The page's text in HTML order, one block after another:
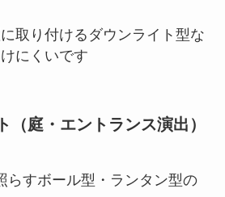
取り付けるダウンライト型な
にくいです
庭・エントランス演出）
らすボール型・ランタン型の